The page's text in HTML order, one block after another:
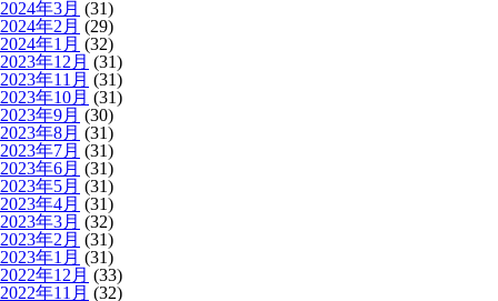
2024年3月 (31)
2024年2月 (29)
2024年1月 (32)
2023年12月 (31)
2023年11月 (31)
2023年10月 (31)
2023年9月 (30)
2023年8月 (31)
2023年7月 (31)
2023年6月 (31)
2023年5月 (31)
2023年4月 (31)
2023年3月 (32)
2023年2月 (31)
2023年1月 (31)
2022年12月 (33)
2022年11月 (32)